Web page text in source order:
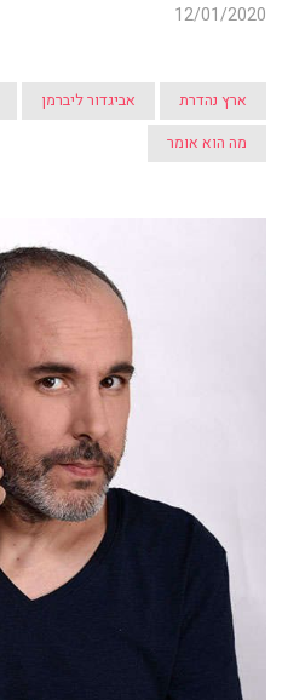
12/01/2020
ארץ נהדרת אביגדור ליברמן
מה הוא אומר